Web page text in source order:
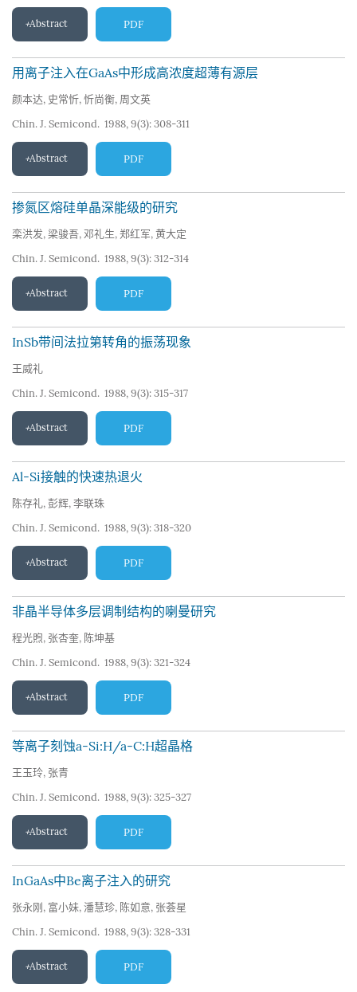
Abstract PDF
用离子注入在GaAs中形成高浓度超薄有源层
颜本达, 史常忻, 忻尚衡, 周文英
Chin. J. Semicond. 1988, 9(3): 308-311
Abstract PDF
掺氮区熔硅单晶深能级的研究
栾洪发, 梁骏吾, 邓礼生, 郑红军, 黄大定
Chin. J. Semicond. 1988, 9(3): 312-314
Abstract PDF
InSb带间法拉第转角的振荡现象
王威礼
Chin. J. Semicond. 1988, 9(3): 315-317
Abstract PDF
Al-Si接触的快速热退火
陈存礼, 彭辉, 李联珠
Chin. J. Semicond. 1988, 9(3): 318-320
Abstract PDF
非晶半导体多层调制结构的喇曼研究
程光煦, 张杏奎, 陈坤基
Chin. J. Semicond. 1988, 9(3): 321-324
Abstract PDF
等离子刻蚀a-Si:H/a-C:H超晶格
王玉玲, 张青
Chin. J. Semicond. 1988, 9(3): 325-327
Abstract PDF
InGaAs中Be离子注入的研究
张永刚 , 富小妹, 潘慧珍, 陈如意, 张荟星
Chin. J. Semicond. 1988, 9(3): 328-331
Abstract PDF